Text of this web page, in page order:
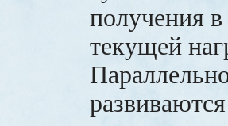
получения
текущей